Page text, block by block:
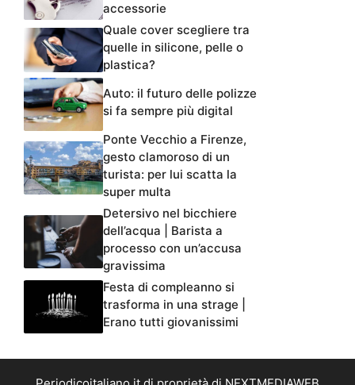
accessorie
Quale cover scegliere tra
quelle in silicone, pelle o
plastica?
Auto: il futuro delle polizze
si fa sempre più digital
Ponte Vecchio a Firenze,
gesto clamoroso di un
turista: per lui scatta la
super multa
Detersivo nel bicchiere
dell’acqua | Barista a
processo con un’accusa
gravissima
Festa di compleanno si
trasforma in una strage |
Erano tutti giovanissimi